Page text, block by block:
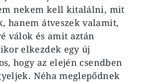
nekem kell kitalálni, mit
hanem átveszek valamit,
válok és amit aztán
elkezdek egy új
hogy az elején csendben
Néha meglepődnek